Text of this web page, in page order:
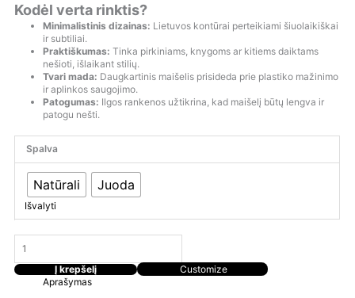
Kodėl verta rinktis?
Minimalistinis dizainas: Lietuvos kontūrai perteikiami šiuolaikiškai
ir subtiliai.
Praktiškumas: Tinka pirkiniams, knygoms ar kitiems daiktams
nešioti, išlaikant stilių.
Tvari mada: Daugkartinis maišelis prisideda prie plastiko mažinimo
ir aplinkos saugojimo.
Patogumas: Ilgos rankenos užtikrina, kad maišelį būtų lengva ir
patogu nešti.
Spalva
Natūrali Juoda
Išvalyti
Į krepšelį
Customize
Aprašymas